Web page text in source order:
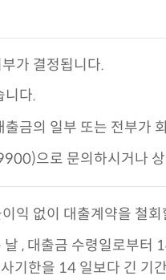
가 결정됩니다.
니다.
금의 일부 또는 전부가
으로 문의하시거나
익 없이 대출계약을 철
, 대출금 수령일로부터
기한을 14 일보다 긴 기